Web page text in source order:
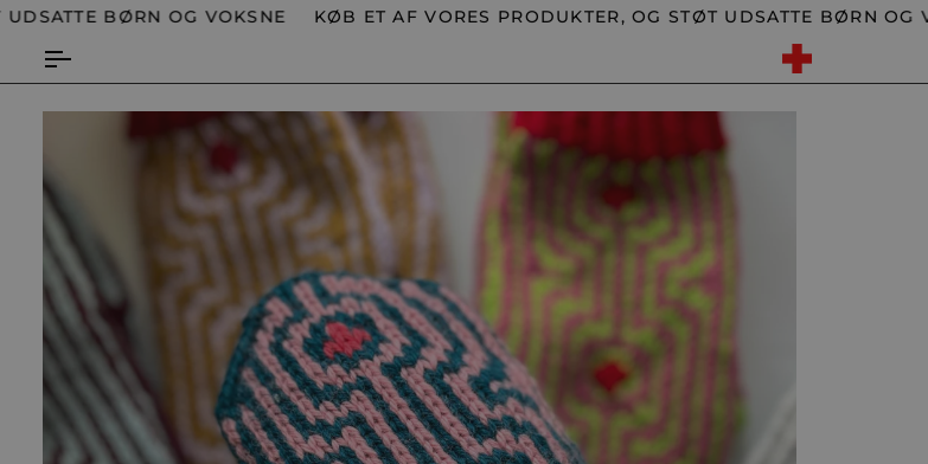
Spring
indhold
BØRN OG VOKSNE KØB ET AF VORES PRODUKTER, OG STØT UDSATTE BØRN OG VOKSNE